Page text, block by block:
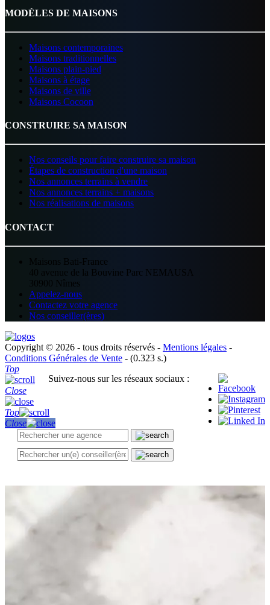
MODÈLES DE MAISONS
Maisons contemporaines
Maisons traditionnelles
Maisons plain-pied
Maisons à étage
Maisons de ville
Maisons Cocoon
CONSTRUIRE SA MAISON
Nos conseils pour faire construire sa maison
Étapes de construction d'une maison
Nos annonces terrains à vendre
Nos annonces terrains + maisons
Nos réalisations de maisons
CONTACT
Maisons Bati-France
40 avenue de la Bouvine Parc NEMAUSA
30900 Nîmes
Appelez-nous
Contactez votre agence
Nos conseiller(ères)
Copyright © 2026 - tous droits réservés - Mentions légales -
Conditions Générales de Vente - (0.323 s.)
Suivez-nous sur les réseaux sociaux :
Top
Close
Top
Close